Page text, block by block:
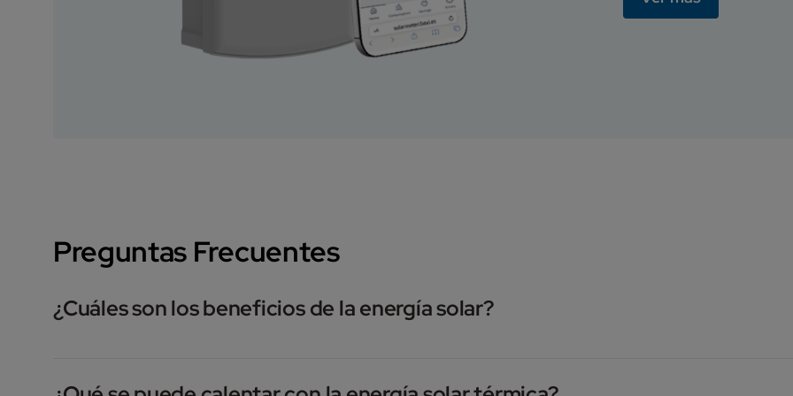
Preguntas Frecuentes
¿Cuáles son los beneficios de la energía solar?
•Energía renovable:La energía solar es una fuente de energía renovable, lo que significa que es